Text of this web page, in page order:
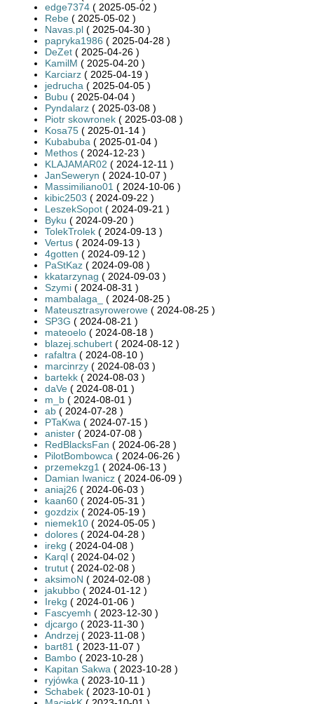
edge7374 ( 2025-05-02 )
Rebe ( 2025-05-02 )
Navas.pl ( 2025-04-30 )
papryka1986 ( 2025-04-28 )
DeZet ( 2025-04-26 )
KamilM ( 2025-04-20 )
Karciarz ( 2025-04-19 )
jedrucha ( 2025-04-05 )
Bubu ( 2025-04-04 )
Pyndalarz ( 2025-03-08 )
Piotr skowronek ( 2025-03-08 )
Kosa75 ( 2025-01-14 )
Kubabuba ( 2025-01-04 )
Methos ( 2024-12-23 )
KLAJAMAR02 ( 2024-12-11 )
JanSeweryn ( 2024-10-07 )
Massimiliano01 ( 2024-10-06 )
kibic2503 ( 2024-09-22 )
LeszekSopot ( 2024-09-21 )
Byku ( 2024-09-20 )
TolekTrolek ( 2024-09-13 )
Vertus ( 2024-09-13 )
4gotten ( 2024-09-12 )
PaStKaz ( 2024-09-08 )
kkatarzynag ( 2024-09-03 )
Szymi ( 2024-08-31 )
mambalaga_
( 2024-08-25 )
Mateusztrasyrowerowe ( 2024-08-25 )
SP3G ( 2024-08-21 )
mateoelo ( 2024-08-18 )
blazej.schubert ( 2024-08-12 )
rafaltra ( 2024-08-10 )
marcinrzy ( 2024-08-03 )
bartekk ( 2024-08-03 )
daVe ( 2024-08-01 )
m_b ( 2024-08-01 )
ab ( 2024-07-28 )
PTaKwa ( 2024-07-15 )
anister ( 2024-07-08 )
RedBlacksFan ( 2024-06-28 )
PilotBombowca ( 2024-06-26 )
przemekzg1 ( 2024-06-13 )
Damian Iwanicz ( 2024-06-09 )
aniaj26 ( 2024-06-03 )
kaan60 ( 2024-05-31 )
gozdzix ( 2024-05-19 )
niemek10 ( 2024-05-05 )
dolores ( 2024-04-28 )
irekg ( 2024-04-08 )
Karql ( 2024-04-02 )
trutut ( 2024-02-08 )
aksimoN ( 2024-02-08 )
jakubbo ( 2024-01-12 )
Irekg ( 2024-01-06 )
Fascyemh ( 2023-12-30 )
djcargo ( 2023-11-30 )
Andrzej ( 2023-11-08 )
bart81 ( 2023-11-07 )
Bambo ( 2023-10-28 )
Kapitan Sakwa ( 2023-10-28 )
ryjówka ( 2023-10-11 )
Schabek ( 2023-10-01 )